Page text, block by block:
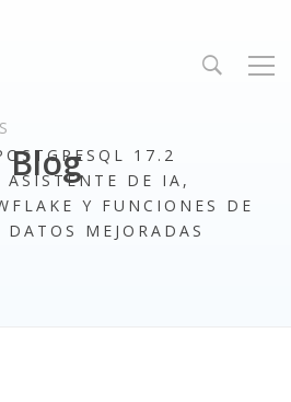
Blog
17.2
ASISTENTE DE IA,
Y FUNCIONES DE
MEJORADAS